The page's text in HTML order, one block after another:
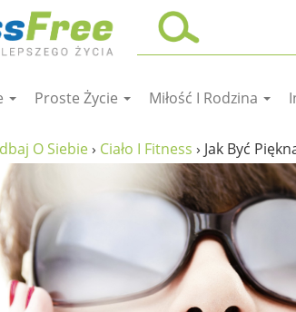
Proste Życie Miłość I Rodzina
O Siebie› Ciało I Fitness › Jak Być